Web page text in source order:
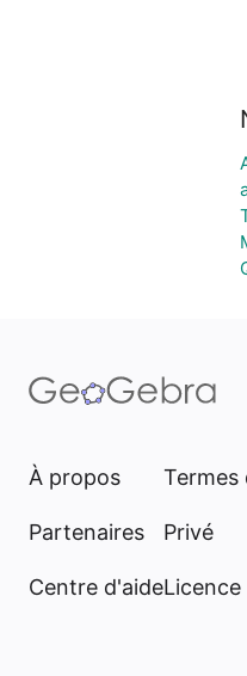
À propos
Partenaires
Centre d'aide
Termes
Privé
Licence